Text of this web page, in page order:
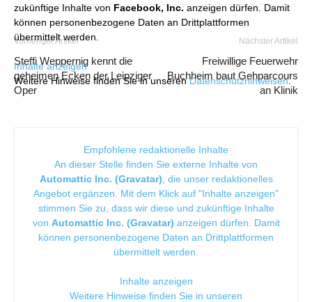
zukünftige Inhalte von Facebook, Inc. anzeigen dürfen. Damit
können personenbezogene Daten an Drittplattformen
übermittelt werden.
Inhalte anzeigen
Weitere Hinweise finden Sie in unserenDatenschutzhinweisen.
Vorheriger Artikel
Steffi Weppernig kennt die
geheimen Ecken der Leipziger
Oper
Nächster Artikel
Freiwillige Feuerwehr
Buchheim baut Gehparcours
an Klinik
Empfohlene redaktionelle Inhalte
An dieser Stelle finden Sie externe Inhalte von
Automattic Inc. (Gravatar) , die unser redaktionelles
Angebot ergänzen. Mit dem Klick auf "Inhalte anzeigen"
stimmen Sie zu, dass wir diese und zukünftige Inhalte
von Automattic Inc. (Gravatar) anzeigen dürfen. Damit
können personenbezogene Daten an Drittplattformen
übermittelt werden.
Inhalte anzeigen
Weitere Hinweise finden Sie in unseren